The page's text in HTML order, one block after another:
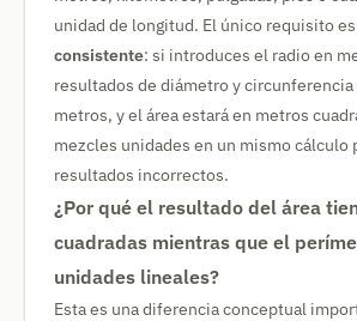
unidad de longitud. El único requisito
consistente: si introduces el radio en
resultados de diámetro y circunferencia
metros, y el área estará en metros
mezcles unidades en un mismo cálculo
resultados incorrectos.
¿Por qué el resultado del área
cuadradas mientras que el
unidades lineales?
Esta es una diferencia conceptual